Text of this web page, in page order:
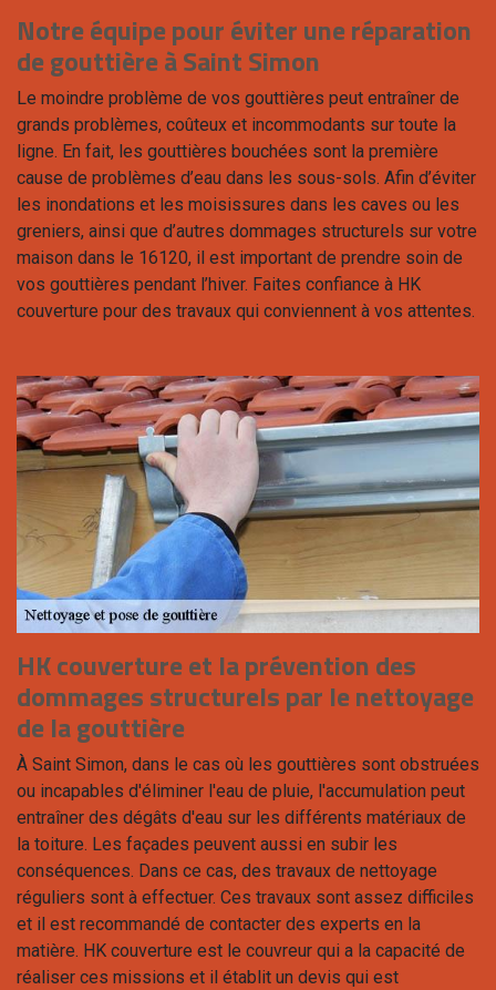
Notre équipe pour éviter une réparation
de gouttière à Saint Simon
Le moindre problème de vos gouttières peut entraîner de
grands problèmes, coûteux et incommodants sur toute la
ligne. En fait, les gouttières bouchées sont la première
cause de problèmes d’eau dans les sous-sols. Afin d’éviter
les inondations et les moisissures dans les caves ou les
greniers, ainsi que d’autres dommages structurels sur votre
maison dans le 16120, il est important de prendre soin de
vos gouttières pendant l’hiver. Faites confiance à HK
couverture pour des travaux qui conviennent à vos attentes.
HK couverture et la prévention des
dommages structurels par le nettoyage
de la gouttière
À Saint Simon, dans le cas où les gouttières sont obstruées
ou incapables d'éliminer l'eau de pluie, l'accumulation peut
entraîner des dégâts d'eau sur les différents matériaux de
la toiture. Les façades peuvent aussi en subir les
conséquences. Dans ce cas, des travaux de nettoyage
réguliers sont à effectuer. Ces travaux sont assez difficiles
et il est recommandé de contacter des experts en la
matière. HK couverture est le couvreur qui a la capacité de
réaliser ces missions et il établit un devis qui est